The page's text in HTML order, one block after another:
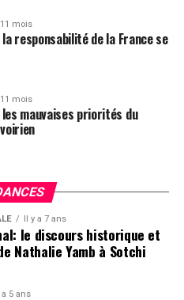
mois
responsabilité de la France se
mois
mauvaises priorités du
Il y a 7 ans
le discours historique et
Nathalie Yamb à Sotchi
a 5 ans